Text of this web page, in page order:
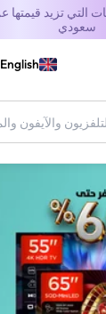
سعودي
English